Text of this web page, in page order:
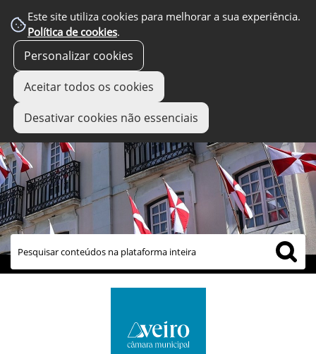
Este site utiliza cookies para melhorar a sua experiência.
Política de cookies.
Personalizar cookies
Aceitar todos os cookies
Desativar cookies não essenciais
links úteis